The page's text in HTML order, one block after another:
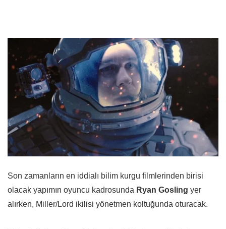
Son zamanların en iddialı bilim kurgu filmlerinden birisi
olacak yapımın oyuncu kadrosunda Ryan Gosling yer
alırken, Miller/Lord ikilisi yönetmen koltuğunda oturacak.